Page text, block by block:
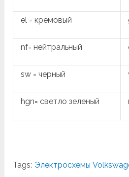
el = кремовый
nf= нейтральный
sw = черный
hgn= светло зеленый
Tags: Электросхемы